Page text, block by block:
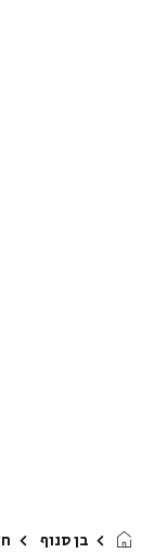
בן סנוף